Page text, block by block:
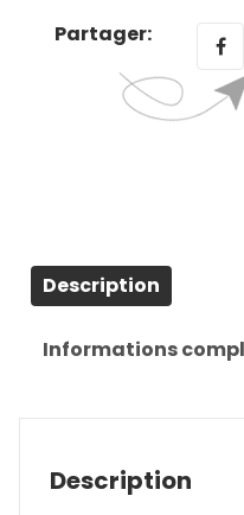
Partager:
Description
Informations
Description